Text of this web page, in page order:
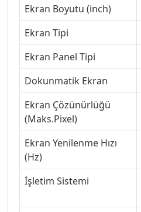
Ekran Boyutu (inch)
Ekran Tipi
Ekran Panel Tipi
Dokunmatik Ekran
Ekran Çözünürlüğü
(Maks.Pixel)
Ekran Yenilenme Hızı
(Hz)
İşletim Sistemi